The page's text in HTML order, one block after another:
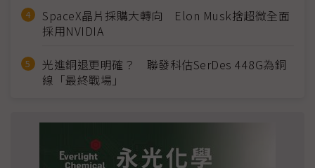
SpaceX晶片採購大轉向 Elon Musk捨超微全面
採用NVIDIA
光進銅退更明確？ 聯發科估SerDes 448G為銅
線「最終戰場」